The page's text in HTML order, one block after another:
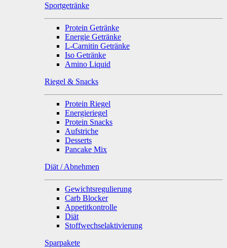
Sportgetränke
Protein Getränke
Energie Getränke
L-Carnitin Getränke
Iso Getränke
Amino Liquid
Riegel & Snacks
Protein Riegel
Energieriegel
Protein Snacks
Aufstriche
Desserts
Pancake Mix
Diät / Abnehmen
Gewichtsregulierung
Carb Blocker
Appetitkontrolle
Diät
Stoffwechselaktivierung
Sparpakete